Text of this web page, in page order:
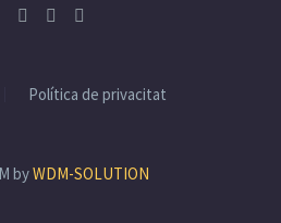
Política de privacitat
byWDM-SOLUTION